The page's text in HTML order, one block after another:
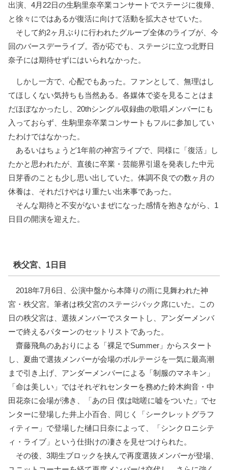
出演、4月22日の生駒里奈卒業コンサートでステージに復帰、
と徐々にではあるが復活に向けて活動を拡大させていた。
そして約2ヶ月ぶりに行われたグループ全体のライブが、今
回のバースデーライブ。否が応でも、ステージに立つ北野日
奈子には期待せずにはいられなかった。
しかし一方で、心配でもあった。ファンとして、無理はし
てほしくない気持ちも当然ある。各媒体で姿を見ることはま
だほぼなかったし、20thシングル収録曲の歌唱メンバーにも
入っておらず、生駒里奈卒業コンサートもフルに参加してい
たわけではなかった。
あるいはちょうど1年前の神宮ライブで、同様に「復活」し
たかと思われたが、直後に卒業・芸能界引退を発表した中元
日芽香のことも少し思い出していた。体調不良での数ヶ月の
休養は、それだけやはり重たい出来事であった。
そんな期待と不安がないまぜになった感情を抱きながら、1
日目の開演を迎えた。
秩父宮、1日目
2018年7月6日、公演中盤から本降りの雨に見舞われた神
宮・秩父宮。筆者は秩父宮のステージバック席にいた。この
日の秩父宮は、選抜メンバーでスタートし、アンダーメンバ
ーで終えるパターンのセットリストであった。
齋藤飛鳥のあおりによる「裸足でSummer」からスタート
し、夏曲で選抜メンバーが会場のボルテージを一気に最高潮
まで引き上げ、アンダーメンバーによる「制服のマネキン」
「命は美しい」ではそれぞれセンターを務めた鈴木絢音・中
田花奈に会場が沸き、「あの日 僕は咄嗟に嘘をついた」でセ
ンターに登場した井上小百合、同じく「シークレットグラフ
ィティー」で登場した樋口日奈によって、「シンクロニシテ
ィ・ライブ」という仕掛けの凄さを見せつけられた。
その後、3期生ブロックを挟んで再度選抜メンバーが登場、